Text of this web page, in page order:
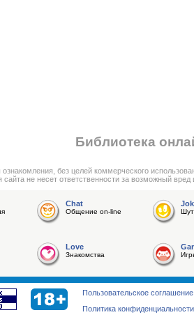
Библиотека
без целей коммерческого
не несет ответственности за возможный
Chat
Общение on-line
Love
Знакомства
Пользовательское соглашение
Политика конфиденциальности